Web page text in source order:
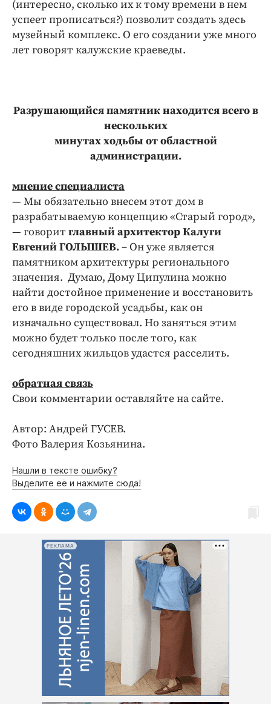
(интересно, сколько их к тому времени в нем
успеет прописаться?) позволит создать здесь
музейный комплекс. О его создании уже много
лет говорят калужские краеведы.
Разрушающийся памятник находится всего в
нескольких
минутах ходьбы от областной
администрации.
мнение специалиста
— Мы обязательно внесем этот дом в
разрабатываемую концепцию «Старый город»,
— говорит главный архитектор Калуги
Евгений ГОЛЫШЕВ.– Он уже является
памятником архитектуры регионального
значения. Думаю, Дому Ципулина можно
найти достойное применение и восстановить
его в виде городской усадьбы, как он
изначально существовал. Но заняться этим
можно будет только после того, как
сегодняшних жильцов удастся расселить.
обратная связь
Свои комментарии оставляйте на сайте.
Автор: Андрей ГУСЕВ.
Фото Валерия Козьянина.
Нашли в тексте ошибку?
Выделите её и нажмите сюда!
РЕКЛАМА